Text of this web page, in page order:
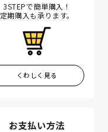
3STEPで簡単購入！
定期購入も承ります。
くわしく見る
お支払い方法